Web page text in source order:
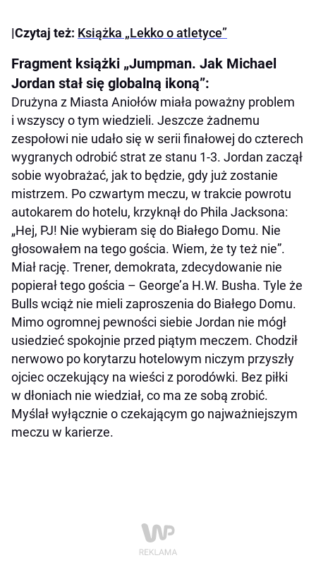
|Czytaj też: Książka „Lekko o atletyce”
Fragment książki „Jumpman. Jak Michael
Jordan stał się globalną ikoną”:
Drużyna z Miasta Aniołów miała poważny problem
i wszyscy o tym wiedzieli. Jeszcze żadnemu
zespołowi nie udało się w serii finałowej do czterech
wygranych odrobić strat ze stanu 1-3. Jordan zaczął
sobie wyobrażać, jak to będzie, gdy już zostanie
mistrzem. Po czwartym meczu, w trakcie powrotu
autokarem do hotelu, krzyknął do Phila Jacksona:
„Hej, PJ! Nie wybieram się do Białego Domu. Nie
głosowałem na tego gościa. Wiem, że ty też nie”.
Miał rację. Trener, demokrata, zdecydowanie nie
popierał tego gościa – George’a H.W. Busha. Tyle że
Bulls wciąż nie mieli zaproszenia do Białego Domu.
Mimo ogromnej pewności siebie Jordan nie mógł
usiedzieć spokojnie przed piątym meczem. Chodził
nerwowo po korytarzu hotelowym niczym przyszły
ojciec oczekujący na wieści z porodówki. Bez piłki
w dłoniach nie wiedział, co ma ze sobą zrobić.
Myślał wyłącznie o czekającym go najważniejszym
meczu w karierze.